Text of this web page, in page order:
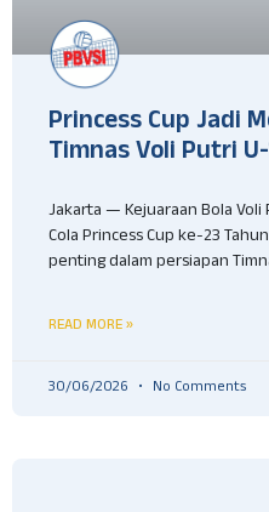
Princess Cup Jadi
Timnas Voli Putri
Jakarta — Kejuaraan Bola Voli
Cola Princess Cup ke-23
penting dalam persiapan
READ MORE »
30/06/2026 No Comments